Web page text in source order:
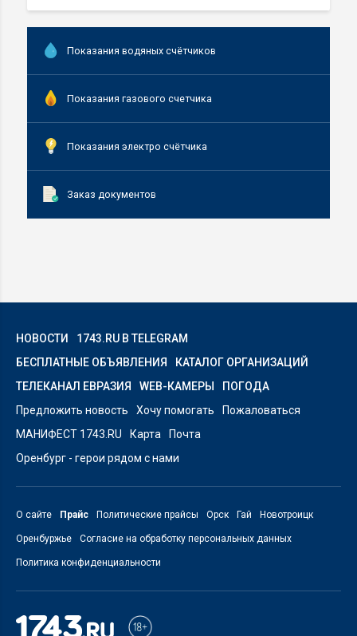
Показания водяных счётчиков
Показания газового счетчика
Показания электро счётчика
Заказ документов
НОВОСТИ
1743.RU В TELEGRAM
БЕСПЛАТНЫЕ ОБЪЯВЛЕНИЯ
КАТАЛОГ ОРГАНИЗАЦИЙ
ТЕЛЕКАНАЛ ЕВРАЗИЯ
WEB-КАМЕРЫ
ПОГОДА
Предложить новость
Хочу помогать
Пожаловаться
МАНИФЕСТ 1743.RU
Карта
Почта
Оренбург - герои рядом с нами
О сайте Прайс Политические прайсы Орск Гай Новотроицк
Оренбуржье Согласие на обработку персональных данных
Политика конфиденциальности